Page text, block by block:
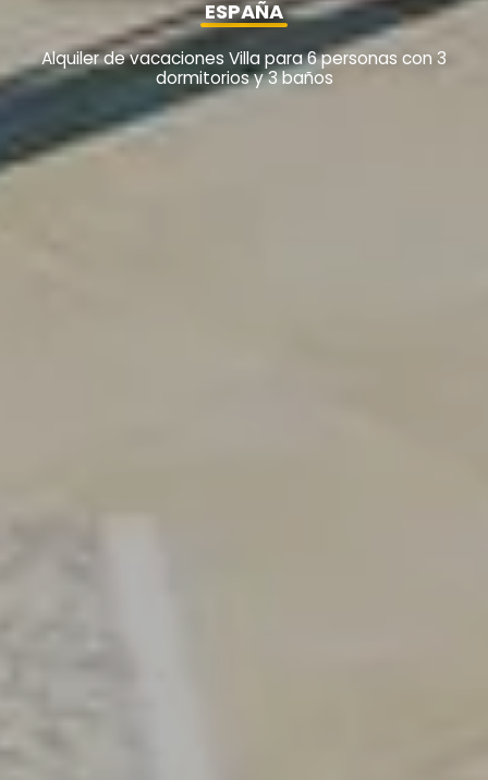
ESPAÑA
Alquiler de vacaciones Villa para 6 personas con 3
dormitorios y 3 baños